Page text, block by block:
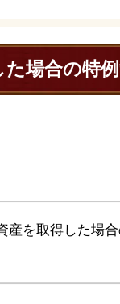
場合の特
を取得した場